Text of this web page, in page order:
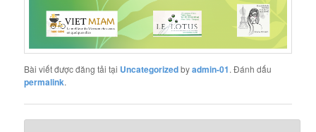
Bài viết được đăng tải tại Uncategorizedbyadmin-01. Đánh dấu
permalink.